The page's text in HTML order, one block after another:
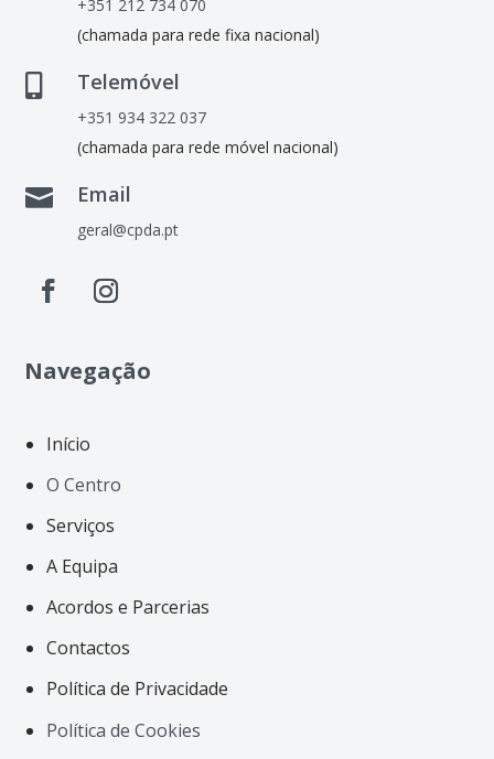
+351 212 734 070
(chamada para rede fixa nacional)
Telemóvel
+351 934 322 037
(chamada para rede móvel nacional)
 Email
geral@cpda.pt
Navegação
Início
O Centro
Serviços
A Equipa
Acordos e Parcerias
Contactos
Política de Privacidade
Política de Cookies